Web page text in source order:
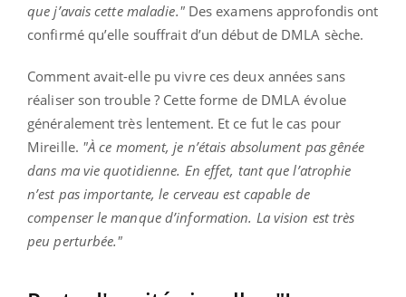
que j’avais cette maladie."Des examens approfondis ont
confirmé qu’elle souffrait d’un début de DMLA sèche.
Comment avait-elle pu vivre ces deux années sans
réaliser son trouble ? Cette forme de DMLA évolue
généralement très lentement. Et ce fut le cas pour
Mireille. "À ce moment, je n’étais absolument pas gênée
dans ma vie quotidienne. En effet, tant que l’atrophie
n’est pas importante, le cerveau est capable de
compenser le manque d’information. La vision est très
peu perturbée."